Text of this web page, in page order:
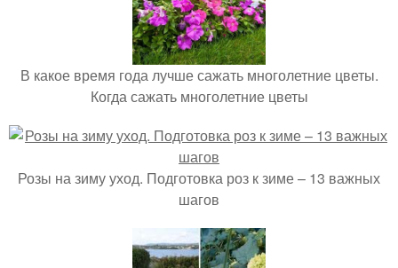
В какое время года лучше сажать многолетние цветы.
Когда сажать многолетние цветы
Розы на зиму уход. Подготовка роз к зиме – 13 важных
шагов